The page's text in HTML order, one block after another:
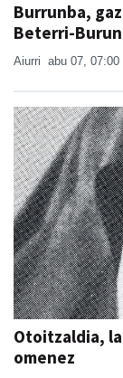
Burrunba,
Beterri-
Aiurri abu 07, 07:00
Otoitzaldia,
omenez